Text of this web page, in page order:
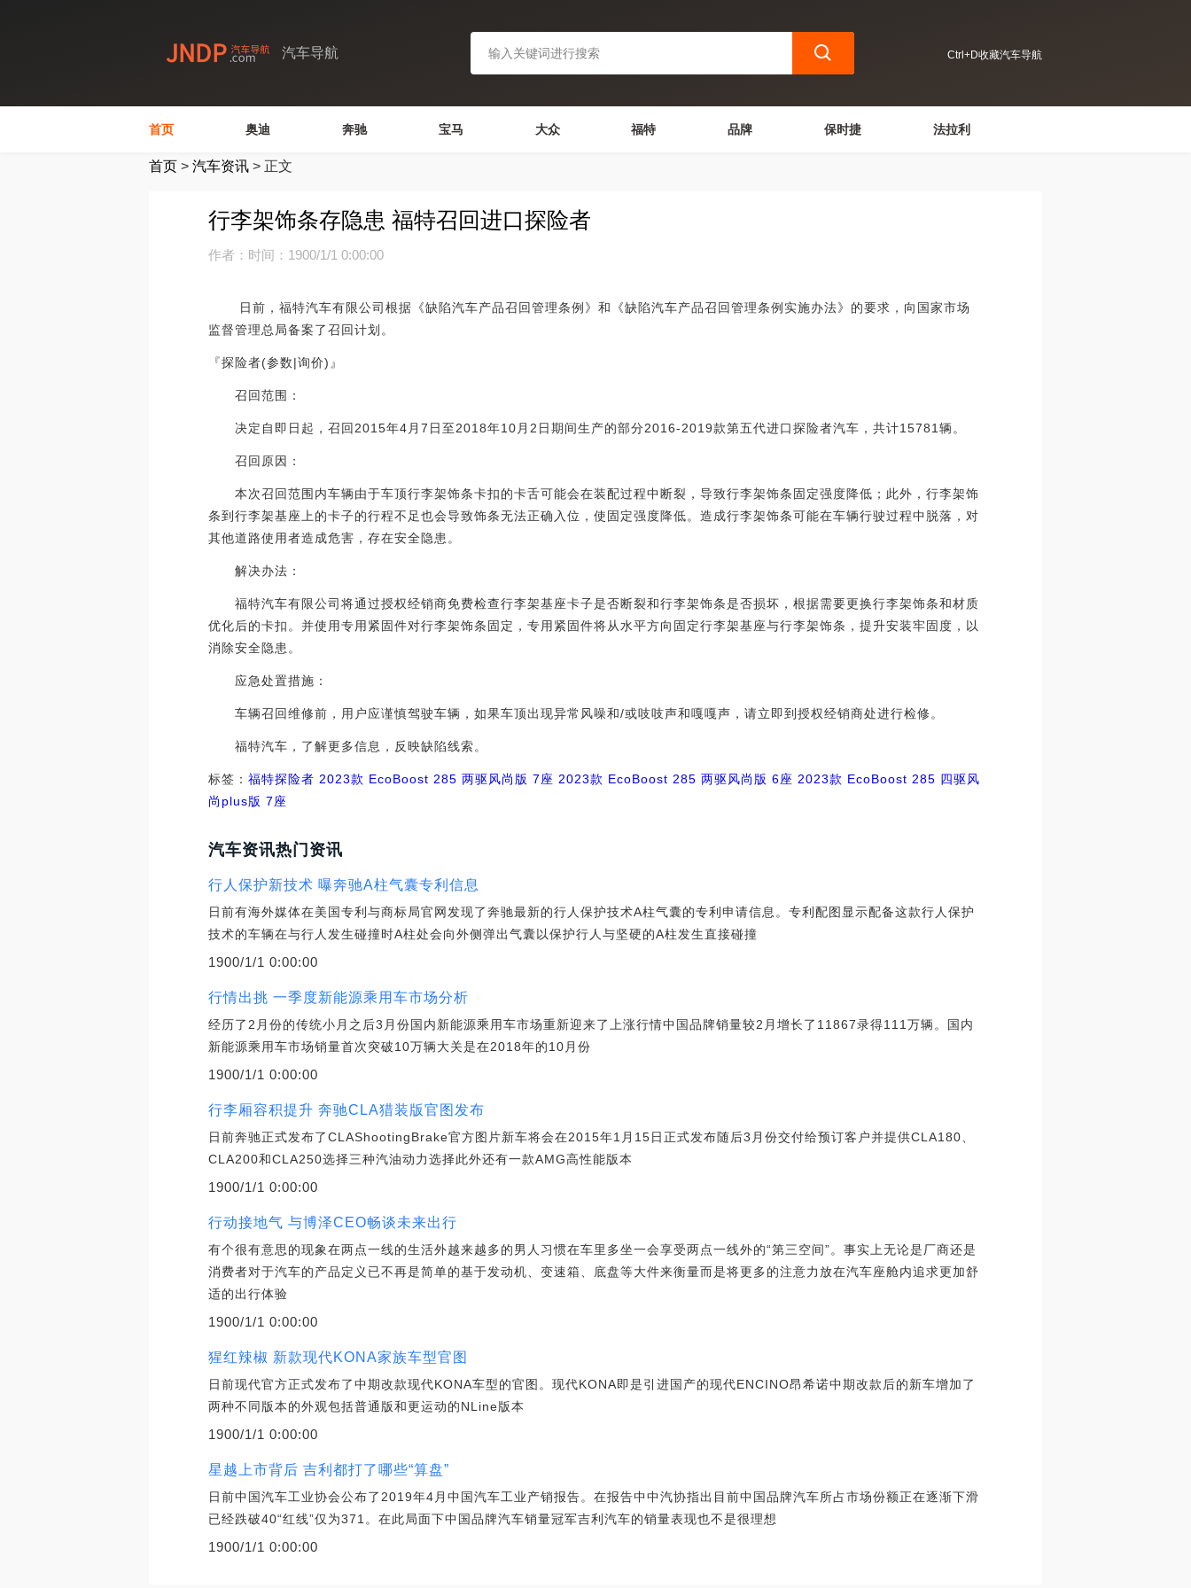
汽车导航 Ctrl+D收藏汽车导航
首页 奥迪 奔驰 宝马 大众 福特 品牌 保时捷 法拉利
首页 > 汽车资讯 > 正文
行李架饰条存隐患 福特召回进口探险者
作者： 时间：1900/1/1 0:00:00
日前，福特汽车有限公司根据《缺陷汽车产品召回管理条例》和《缺陷汽车产品召回管理条例实施办法》的要求，向国家市场
监督管理总局备案了召回计划。
『探险者(参数|询价)』
召回范围：
决定自即日起，召回2015年4月7日至2018年10月2日期间生产的部分2016-2019款第五代进口探险者汽车，共计15781辆。
召回原因：
本次召回范围内车辆由于车顶行李架饰条卡扣的卡舌可能会在装配过程中断裂，导致行李架饰条固定强度降低；此外，行李架饰
条到行李架基座上的卡子的行程不足也会导致饰条无法正确入位，使固定强度降低。造成行李架饰条可能在车辆行驶过程中脱落，对
其他道路使用者造成危害，存在安全隐患。
解决办法：
福特汽车有限公司将通过授权经销商免费检查行李架基座卡子是否断裂和行李架饰条是否损坏，根据需要更换行李架饰条和材质
优化后的卡扣。并使用专用紧固件对行李架饰条固定，专用紧固件将从水平方向固定行李架基座与行李架饰条，提升安装牢固度，以
消除安全隐患。
应急处置措施：
车辆召回维修前，用户应谨慎驾驶车辆，如果车顶出现异常风噪和/或吱吱声和嘎嘎声，请立即到授权经销商处进行检修。
福特汽车，了解更多信息，反映缺陷线索。
标签：福特探险者 2023款 EcoBoost 285 两驱风尚版 7座 2023款 EcoBoost 285 两驱风尚版 6座 2023款 EcoBoost 285 四驱风
尚plus版 7座
汽车资讯热门资讯
行人保护新技术 曝奔驰A柱气囊专利信息
日前有海外媒体在美国专利与商标局官网发现了奔驰最新的行人保护技术A柱气囊的专利申请信息。专利配图显示配备这款行人保护
技术的车辆在与行人发生碰撞时A柱处会向外侧弹出气囊以保护行人与坚硬的A柱发生直接碰撞
1900/1/1 0:00:00
行情出挑 一季度新能源乘用车市场分析
经历了2月份的传统小月之后3月份国内新能源乘用车市场重新迎来了上涨行情中国品牌销量较2月增长了11867录得111万辆。国内
新能源乘用车市场销量首次突破10万辆大关是在2018年的10月份
1900/1/1 0:00:00
行李厢容积提升 奔驰CLA猎装版官图发布
日前奔驰正式发布了CLAShootingBrake官方图片新车将会在2015年1月15日正式发布随后3月份交付给预订客户并提供CLA180、
CLA200和CLA250选择三种汽油动力选择此外还有一款AMG高性能版本
1900/1/1 0:00:00
行动接地气 与博泽CEO畅谈未来出行
有个很有意思的现象在两点一线的生活外越来越多的男人习惯在车里多坐一会享受两点一线外的“第三空间”。事实上无论是厂商还是
消费者对于汽车的产品定义已不再是简单的基于发动机、变速箱、底盘等大件来衡量而是将更多的注意力放在汽车座舱内追求更加舒
适的出行体验
1900/1/1 0:00:00
猩红辣椒 新款现代KONA家族车型官图
日前现代官方正式发布了中期改款现代KONA车型的官图。现代KONA即是引进国产的现代ENCINO昂希诺中期改款后的新车增加了
两种不同版本的外观包括普通版和更运动的NLine版本
1900/1/1 0:00:00
星越上市背后 吉利都打了哪些“算盘”
日前中国汽车工业协会公布了2019年4月中国汽车工业产销报告。在报告中中汽协指出目前中国品牌汽车所占市场份额正在逐渐下滑
已经跌破40“红线”仅为371。在此局面下中国品牌汽车销量冠军吉利汽车的销量表现也不是很理想
1900/1/1 0:00:00